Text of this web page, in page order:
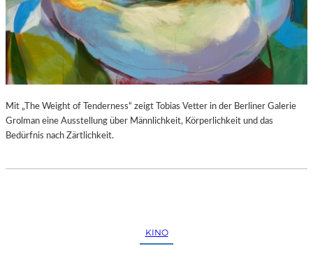
Mit „The Weight of Tenderness“ zeigt Tobias Vetter in der Berliner Galerie
Grolman eine Ausstellung über Männlichkeit, Körperlichkeit und das
Bedürfnis nach Zärtlichkeit.
KINO